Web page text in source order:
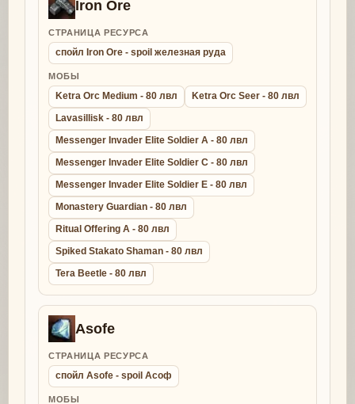
Iron Ore
СТРАНИЦА РЕСУРСА
спойл Iron Ore - spoil железная руда
МОБЫ
Ketra Orc Medium - 80 лвл
Ketra Orc Seer - 80 лвл
Lavasillisk - 80 лвл
Messenger Invader Elite Soldier A - 80 лвл
Messenger Invader Elite Soldier C - 80 лвл
Messenger Invader Elite Soldier E - 80 лвл
Monastery Guardian - 80 лвл
Ritual Offering A - 80 лвл
Spiked Stakato Shaman - 80 лвл
Tera Beetle - 80 лвл
Asofe
СТРАНИЦА РЕСУРСА
спойл Asofe - spoil Асоф
МОБЫ